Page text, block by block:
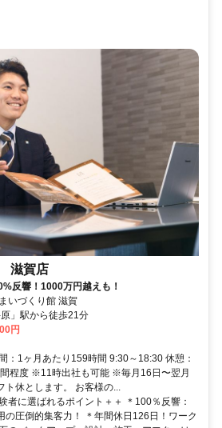
滋賀店
反響！1000万円越えも！
いづくり館 滋賀
」駅から徒歩21分
円
：1ヶ月あたり159時間 9:30～18:30 休憩：
程度 ※11時出社も可能 ※毎月16日〜翌月
ト休とします。 お客様の...
者に選ばれるポイント＋＋ ＊100％反響：
の圧倒的集客力！ ＊年間休日126日！ワーク